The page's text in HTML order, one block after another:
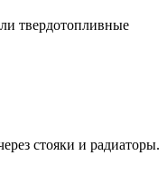
твердотопливные
стояки и радиаторы.